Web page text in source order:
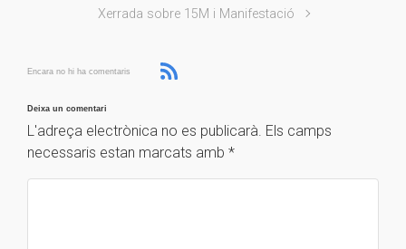
Xerrada sobre 15M i Manifestació
Encara no hi ha comentaris
Deixa un comentari
L'adreça electrònica no es publicarà. Els camps
necessaris estan marcats amb *